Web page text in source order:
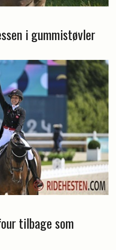
i gummistøvler
tilbage som